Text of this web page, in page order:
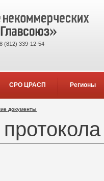
(812) 339-12-54
СРО ЦРАСП Регионы
документы